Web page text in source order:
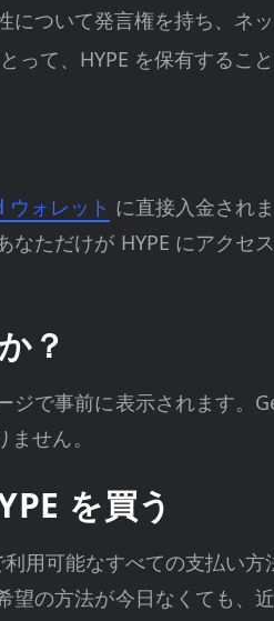
について発言権を持ち、ネ
って、HYPE を保有する
ォレット に直接入金され
ただけが HYPE にアク
？
で事前に表示されます。
せん。
を買う
用可能なすべての支払い
の方法が今日なくても、